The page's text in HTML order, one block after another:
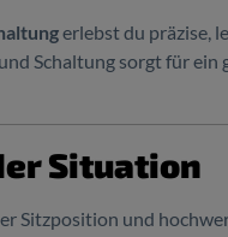
erlebst du präzise,
Schaltung sorgt für ein
Situation
Sitzposition und